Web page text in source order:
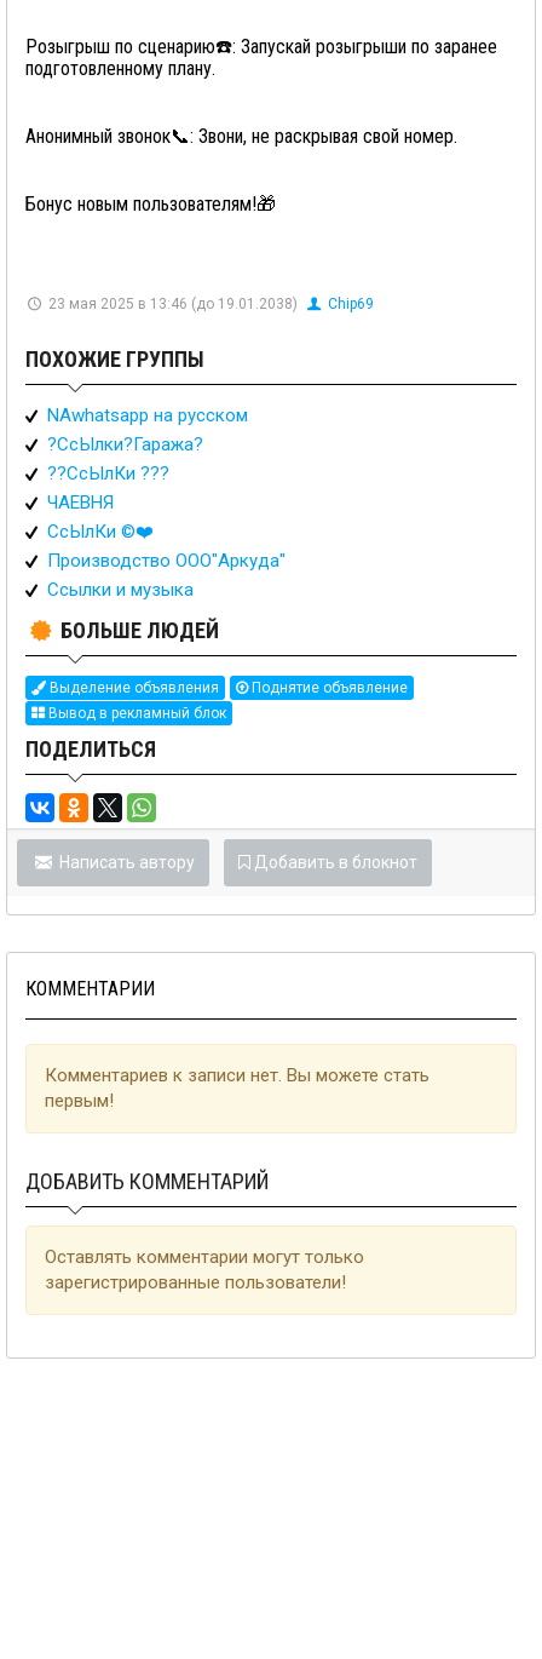
Розыгрыш по сценарию☎️: Запускай розыгрыши по заранее
подготовленному плану.
Анонимный звонок📞: Звони, не раскрывая свой номер.
Бонус новым пользователям!🎁
23 мая 2025 в 13:46 (до 19.01.2038) Chip69
ПОХОЖИЕ ГРУППЫ
NAwhatsapp на русском
?СсЫлки?Гаража?
??СсЫлКи ???
ЧАЕВНЯ
СсЫлКи ©️❤️
Производство ООО"Аркуда"
Ссылки и музыка
БОЛЬШЕ ЛЮДЕЙ
Выделение объявления
Поднятие объявление
Вывод в рекламный блок
ПОДЕЛИТЬСЯ
Написать автору Добавить в блокнот
КОММЕНТАРИИ
Комментариев к записи нет. Вы можете стать
первым!
ДОБАВИТЬ КОММЕНТАРИЙ
Оставлять комментарии могут только
зарегистрированные пользователи!